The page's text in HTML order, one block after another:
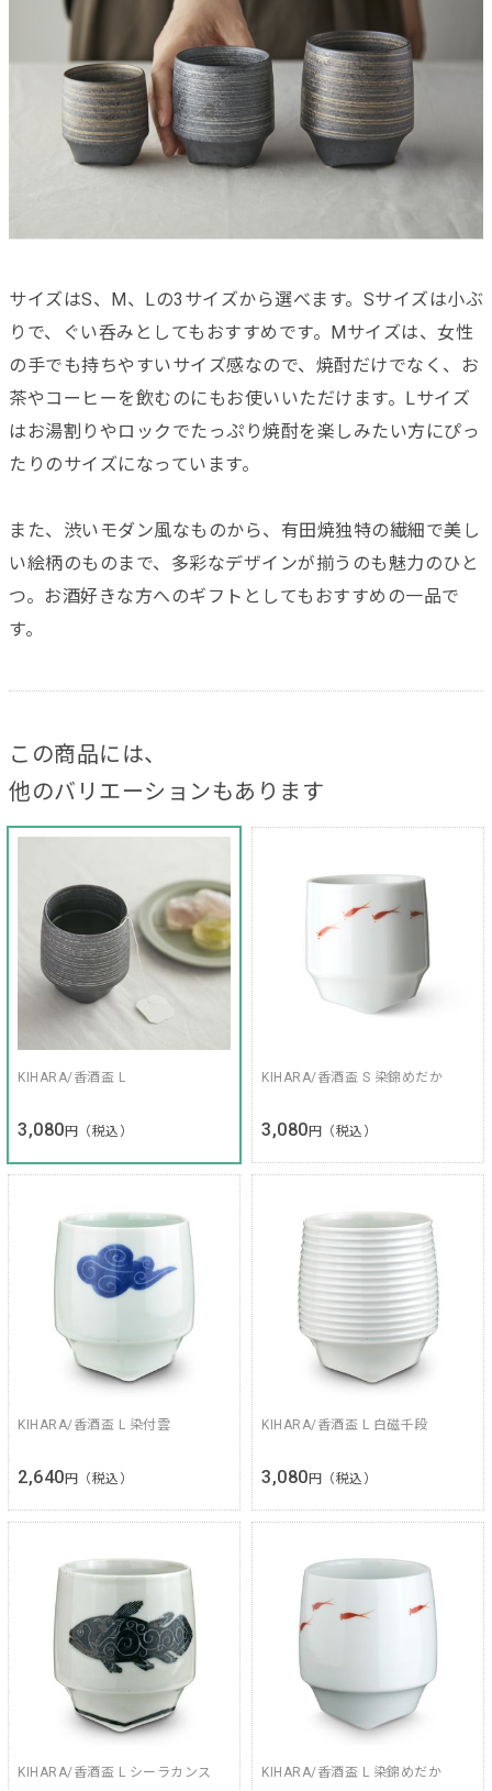
サイズはS、M、Lの3サイズから選べます。Sサイズは小ぶ
りで、ぐい呑みとしてもおすすめです。Mサイズは、女性
の手でも持ちやすいサイズ感なので、焼酎だけでなく、お
茶やコーヒーを飲むのにもお使いいただけます。Lサイズ
はお湯割りやロックでたっぷり焼酎を楽しみたい方にぴっ
たりのサイズになっています。
また、渋いモダン風なものから、有田焼独特の繊細で美し
い絵柄のものまで、多彩なデザインが揃うのも魅力のひと
つ。お酒好きな方へのギフトとしてもおすすめの一品で
す。
この商品には、
他のバリエーションもあります
KIHARA/香酒盃 L
3,080 円（税込）
KIHARA/香酒盃 S 染錦めだか
3,080 円（税込）
KIHARA/香酒盃 L 染付雲
2,640 円（税込）
KIHARA/香酒盃 L 白磁千段
3,080 円（税込）
KIHARA/香酒盃 L シーラカンス KIHARA/香酒盃 L 染錦めだか